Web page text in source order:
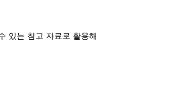
있는 참고 자료로 활용해